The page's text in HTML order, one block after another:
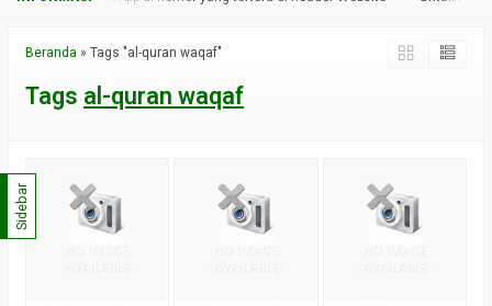
Beranda » Tags "al-quran waqaf"
Tags al-quran waqaf
Sidebar